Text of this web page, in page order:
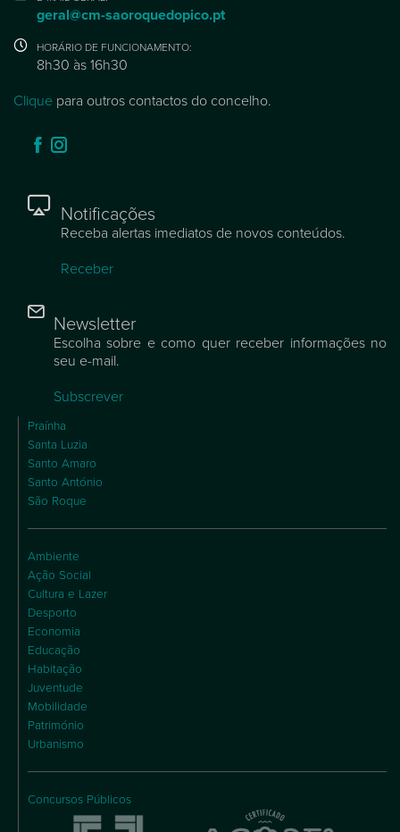
geral@cm-saoroquedopico.pt
HORÁRIO DE FUNCIONAMENTO:
8h30 às 16h30
Clique para outros contactos do concelho.
Notificações
Receba alertas imediatos de novos conteúdos.
Receber
Newsletter
Escolha sobre e como quer receber informações no
seu e-mail.
Subscrever
Praínha
Santa Luzia
Santo Amaro
Santo António
São Roque
Ambiente
Ação Social
Cultura e Lazer
Desporto
Economia
Educação
Habitação
Juventude
Mobilidade
Património
Urbanismo
Concursos Públicos